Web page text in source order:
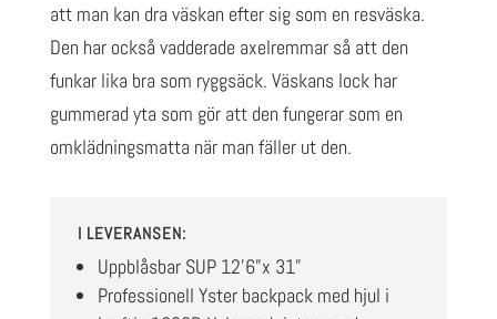
att man kan dra väskan efter sig som en resväska.
Den har också vadderade axelremmar så att den
funkar lika bra som ryggsäck. Väskans lock har
gummerad yta som gör att den fungerar som en
omklädningsmatta när man fäller ut den.
I LEVERANSEN:
Uppblåsbar SUP 12’6”x 31”
Professionell Yster backpack med hjul i